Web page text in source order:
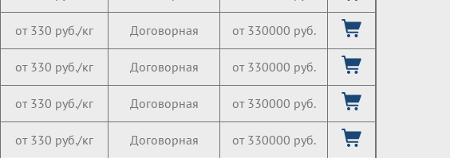
от 330 руб./кг Договорная от 330000 руб.
от 330 руб./кг Договорная от 330000 руб.
от 330 руб./кг Договорная от 330000 руб.
от 330 руб./кг Договорная от 330000 руб.